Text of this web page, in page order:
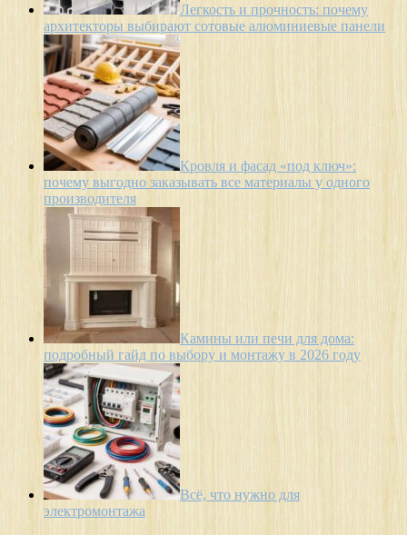
Легкость и прочность: почему
архитекторы выбирают сотовые алюминиевые панели
Кровля и фасад «под ключ»:
почему выгодно заказывать все материалы у одного
производителя
Камины или печи для дома:
подробный гайд по выбору и монтажу в 2026 году
Всё, что нужно для
электромонтажа